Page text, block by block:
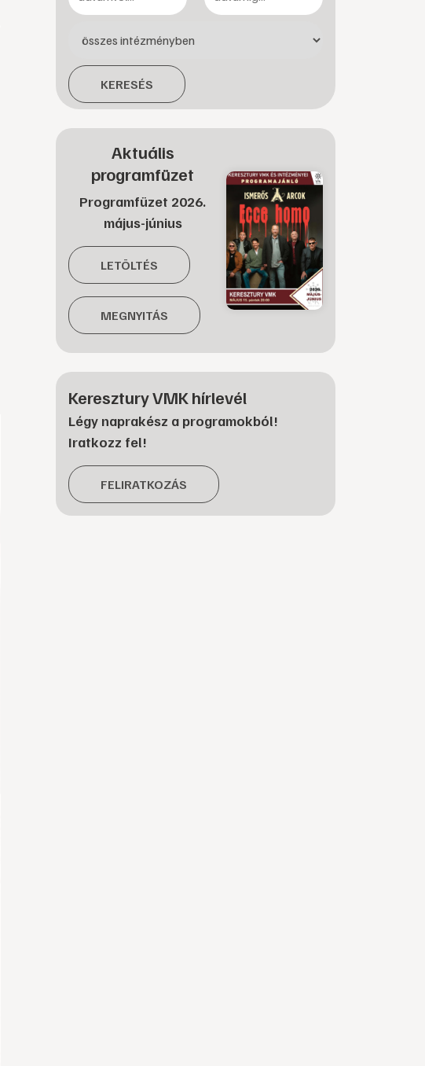
KERESÉS
Aktuális
programfüzet
Programfüzet 2026.
május-június
LETÖLTÉS
MEGNYITÁS
Keresztury VMK hírlevél
Légy naprakész a programokból!
Iratkozz fel!
FELIRATKOZÁS